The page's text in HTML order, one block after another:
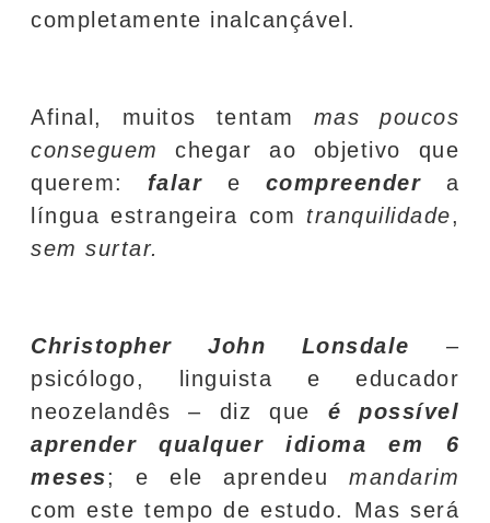
completamente inalcançável.
Afinal, muitos tentam
mas poucos
conseguem
chegar ao objetivo que
querem: falar e compreender
a
língua estrangeira com tranquilidade,
sem surtar.
Christopher John Lonsdale –
psicólogo, linguista e educador
neozelandês – diz que é possível
aprender qualquer idioma em 6
meses; e ele aprendeu mandarim
com este tempo de estudo. Mas será